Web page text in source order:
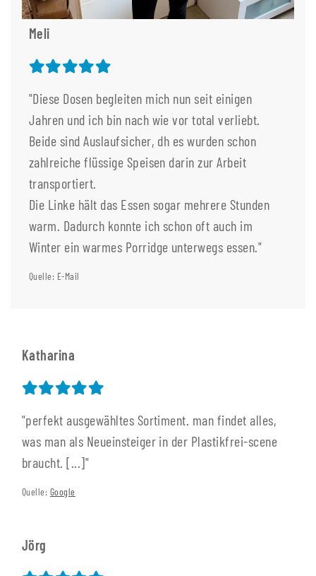
Meli
"Diese Dosen begleiten mich nun seit einigen
Jahren und ich bin nach wie vor total verliebt.
Beide sind Auslaufsicher, dh es wurden schon
zahlreiche flüssige Speisen darin zur Arbeit
transportiert.
Die Linke hält das Essen sogar mehrere Stunden
warm. Dadurch konnte ich schon oft auch im
Winter ein warmes Porridge unterwegs essen."
Quelle: E-Mail
Katharina
"perfekt ausgewähltes Sortiment. man findet alles,
was man als Neueinsteiger in der Plastikfrei-scene
braucht. [...]"
Quelle: Google
Jörg